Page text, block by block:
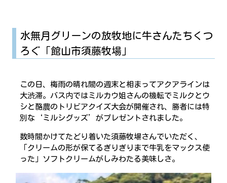
水無月グリーンの放牧地に牛さんたちくつ
ろぐ「館山市須藤牧場」
この日、梅雨の晴れ間の週末と相まってアクアラインは
大渋滞。バス内ではミルカウ姐さんの機転でミルクとウ
シと酪農のトリビアクイズ大会が開催され、勝者には特
別な‘ミルシグッズ’がプレゼントされました。
数時間かけてたどり着いた須藤牧場さんでいただく、
「クリームの形が保てるぎりぎりまで牛乳をマックス使
った」ソフトクリームがしみわたる美味しさ。